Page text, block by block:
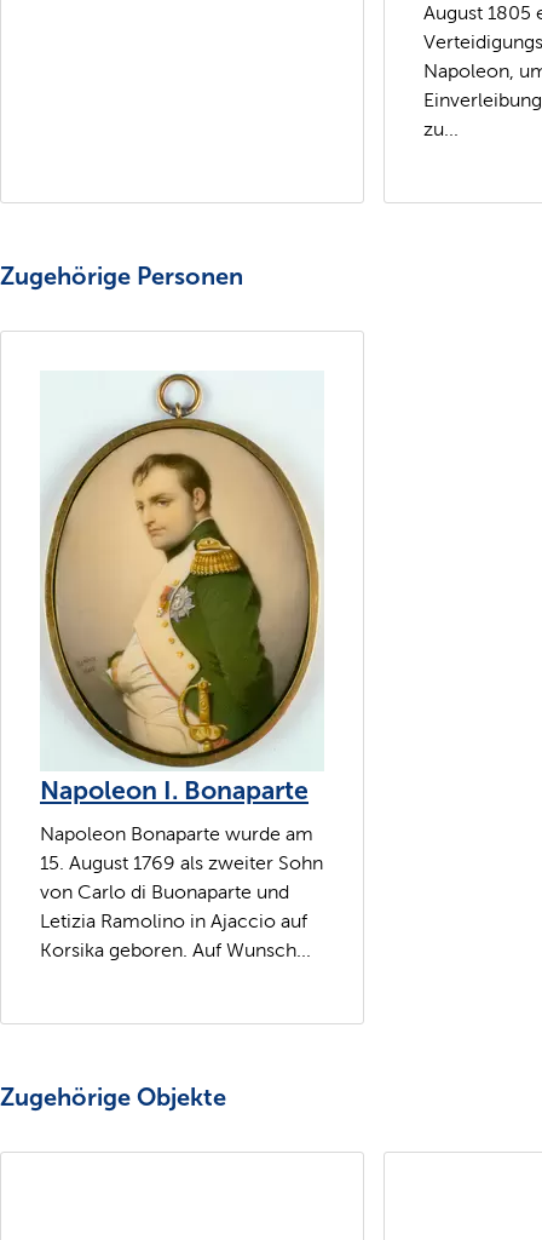
August 1805
Napoleon,
zu...
Zugehörige Personen
Napoleon I. Bonaparte
Napoleon Bonaparte wurde am
15. August 1769 als zweiter Sohn
von Carlo di Buonaparte und
Letizia Ramolino in Ajaccio auf
Korsika geboren. Auf Wunsch...
Zugehörige Objekte